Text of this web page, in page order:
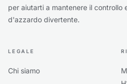
per aiutarti a mantenere il controllo
d'azzardo divertente.
LEGALE
Chi siamo